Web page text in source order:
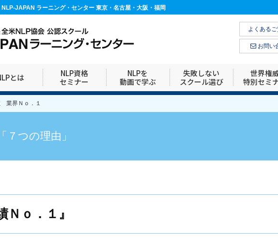
JAPAN ラーニング・センター 東京・名古屋・大阪・福岡
よくある
お問い
とは
NLP資格
セミナー
NLPを
動画で学ぶ
失敗しない
スクール選び
世界権
特別セミ
業界Ｎｏ．１
７つの理由」
Ｎｏ．１』